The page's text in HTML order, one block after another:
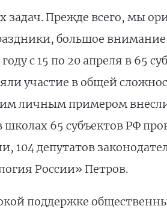
задач. Прежде всего, мы
большое
с 15 по 20 апреля в 65
участие в общей
личным примером внесли
65 субъектов РФ
104 депутатов
России» Петров.
поддержке